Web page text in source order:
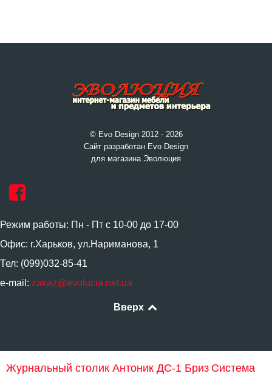
© Evo Design 2012 - 2026
Сайт разработан Evo Design
для магазина Эволюция
Режим работы: Пн - Пт с 10-00 до 17-00
Офис: г.Харьков, ул.Нариманова, 1
Тел: (099)032-85-41
e-mail: zakaz@evolucia.net.ua
Вверх
Журнальный столик Антоник ДС-1 Бриз Система